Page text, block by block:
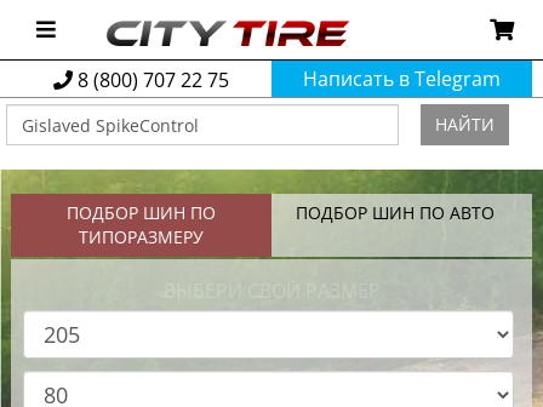
8 (800) 707 22 75 Написать в Telegram
НАЙТИ
ПОДБОР ШИН ПО
ТИПОРАЗМЕРУ
ПОДБОР ШИН ПО АВТО